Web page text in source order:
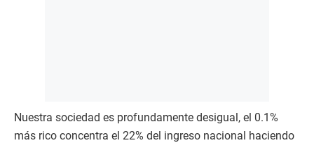
Nuestra sociedad es profundamente desigual, el 0.1%
más rico concentra el 22% del ingreso nacional haciendo